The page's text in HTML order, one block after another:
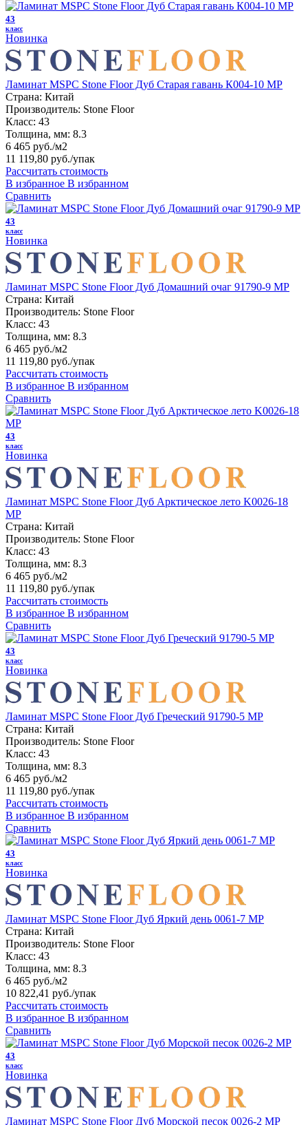
43
класс
Новинка
Ламинат MSPC Stone Floor Дуб Старая гавань К004-10 MP
Страна: Китай
Производитель: Stone Floor
Класс: 43
Толщина, мм: 8.3
6 465 руб./м2
11 119,80 руб./упак
Рассчитать стоимость
В избранное В избранном
Сравнить
43
класс
Новинка
Ламинат MSPC Stone Floor Дуб Домашний очаг 91790-9 MP
Страна: Китай
Производитель: Stone Floor
Класс: 43
Толщина, мм: 8.3
6 465 руб./м2
11 119,80 руб./упак
Рассчитать стоимость
В избранное В избранном
Сравнить
43
класс
Новинка
Ламинат MSPC Stone Floor Дуб Арктическое лето K0026-18
MP
Страна: Китай
Производитель: Stone Floor
Класс: 43
Толщина, мм: 8.3
6 465 руб./м2
11 119,80 руб./упак
Рассчитать стоимость
В избранное В избранном
Сравнить
43
класс
Новинка
Ламинат MSPC Stone Floor Дуб Греческий 91790-5 MP
Страна: Китай
Производитель: Stone Floor
Класс: 43
Толщина, мм: 8.3
6 465 руб./м2
11 119,80 руб./упак
Рассчитать стоимость
В избранное В избранном
Сравнить
43
класс
Новинка
Ламинат MSPC Stone Floor Дуб Яркий день 0061-7 MP
Страна: Китай
Производитель: Stone Floor
Класс: 43
Толщина, мм: 8.3
6 465 руб./м2
10 822,41 руб./упак
Рассчитать стоимость
В избранное В избранном
Сравнить
43
класс
Новинка
Ламинат MSPC Stone Floor Дуб Морской песок 0026-2 MP